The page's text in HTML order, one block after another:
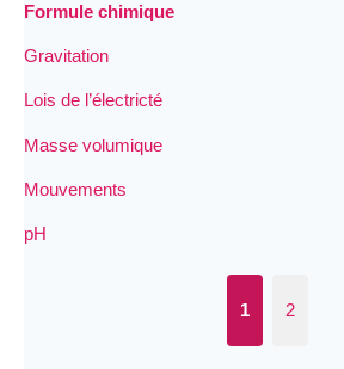
Formule chimique
Gravitation
Lois de l’électricté
Masse volumique
Mouvements
pH
1 2